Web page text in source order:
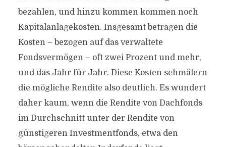
bezahlen, und hinzu kommen kommen noch
Kapitalanlagekosten. Insgesamt betragen die
Kosten – bezogen auf das verwaltete
Fondsvermögen – oft zwei Prozent und mehr,
und das Jahr für Jahr. Diese Kosten schmälern
die mögliche Rendite also deutlich. Es wundert
daher kaum, wenn die Rendite von Dachfonds
im Durchschnitt unter der Rendite von
günstigeren Investmentfonds, etwa den